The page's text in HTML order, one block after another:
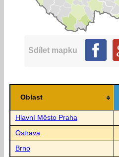
Sdílet mapku
Oblast
Hlavní Město Praha
Ostrava
Brno